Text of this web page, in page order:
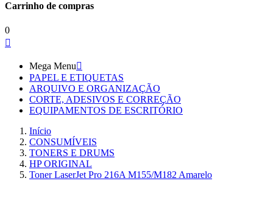
Carrinho de compras
0

Mega Menu
PAPEL E ETIQUETAS
ARQUIVO E ORGANIZAÇÃO
CORTE, ADESIVOS E CORREÇÃO
EQUIPAMENTOS DE ESCRITÓRIO
Início
CONSUMÍVEIS
TONERS E DRUMS
HP ORIGINAL
Toner LaserJet Pro 216A M155/M182 Amarelo